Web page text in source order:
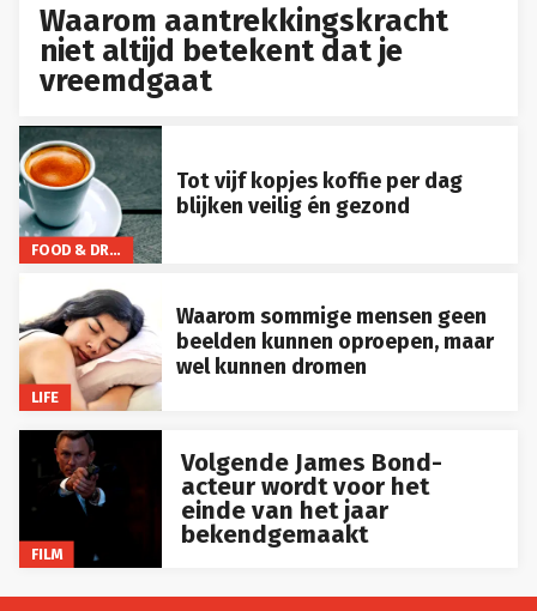
Waarom aantrekkingskracht
niet altijd betekent dat je
vreemdgaat
FOOD & DRINKS
Tot vijf kopjes koffie per dag
blijken veilig én gezond
LIFE
Waarom sommige mensen geen
beelden kunnen oproepen, maar
wel kunnen dromen
FILM
Volgende James Bond-
acteur wordt voor het
einde van het jaar
bekendgemaakt